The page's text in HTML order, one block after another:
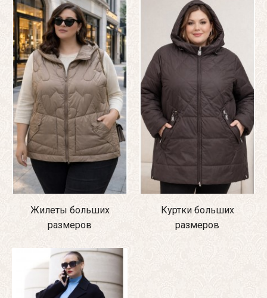
Жилеты больших
размеров
Куртки больших
размеров